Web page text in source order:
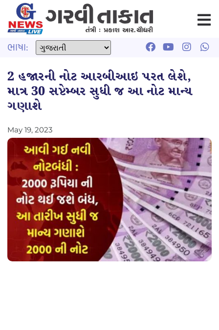
ભાષા:
2 હજારની નોટ આરબીઆઇ પરત લેશે,
માત્ર 30 સપ્ટેમ્બર સુધી જ આ નોટ માન્ય
ગણાશે
May 19, 2023